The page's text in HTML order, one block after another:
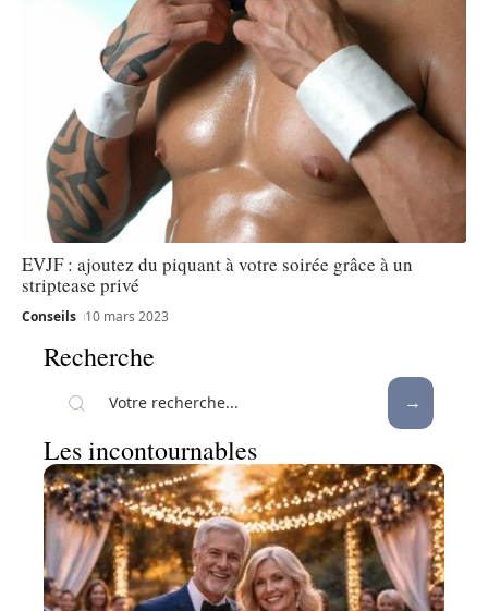
EVJF : ajoutez du piquant à votre soirée grâce à un
striptease privé
Conseils 10 mars 2023
Recherche
Les incontournables